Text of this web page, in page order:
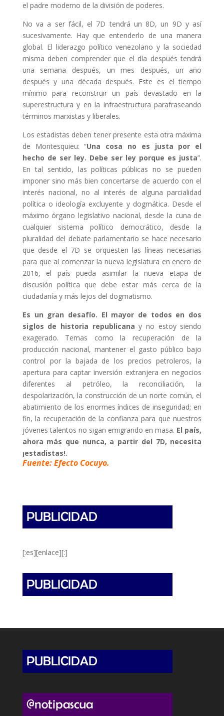
el padre moderno de la división de poderes.
No va a ser fácil, el 7D tendrá un 8D, un 9D y así
sucesivamente. Hay que entenderlo de una manera
global. El liderazgo político venezolano y la sociedad
misma deben comprender que el día después tendrá
una semana después, un mes después, un año
después y una década después. Este es el tiempo
mínimo para reconstruir un país devastado en la
superestructura y en la infraestructura parafraseando
términos marxistas y liberales.
Los estadistas deben tener presente esta otra máxima
de Montesquieu: “Una cosa no es justa por el
hecho de ser ley. Debe ser ley porque es justa”.
En tal sentido, las políticas públicas no se pueden
imponer sino más bien concertarse de acuerdo con el
interés nacional, no al interés de alguna parcialidad
política o ideología excluyente y dogmática. Desde el
máximo órgano legislativo nacional, desde la cuna de
cualquier sistema político democrático, desde la
pluralidad del debate parlamentario se hace necesario
que desde el 7D se orquesten las líneas necesarias
para que al comenzar la nueva legislatura en enero de
2016, el país pueda asimilar la nueva etapa de
discusión política que debe estar más cerca de la
ciudadanía y más lejos del dogmatismo.
Es un gran desafío. El mayor de todos en dos
siglos de historia republicana y no estoy siendo
exagerado. Temas como la recuperación de la
producción nacional, mantener el gasto público bajo
control por la bajada de los precios petroleros, la
apertura para captar inversión extranjera en negocios
diferentes al petróleo, la reconciliación, la
despolarización, la construcción de un norte común, el
abatimiento de los enormes índices de inseguridad; en
fin, la recuperación de la confianza para que nuestros
jóvenes talentos no sigan emigrando en masa. El país,
ahora más que nunca, a partir del 7D, necesita
¡estadistas!.
Fuente: Efecto Cocuyo.
[:es][enlace][:]